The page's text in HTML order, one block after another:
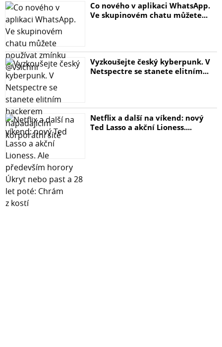
Co nového v aplikaci WhatsApp.
Ve skupinovém chatu můžete...
Vyzkoušejte český kyberpunk. V
Netspectre se stanete elitním...
Netflix a další na víkend: nový
Ted Lasso a akční Lioness....